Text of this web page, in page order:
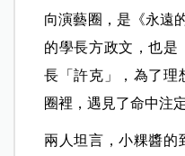
向演藝圈，是《永遠
的學長方政文，也是
長「許克」，為了理
圈裡，遇見了命中注
兩人坦言，小粿醬的